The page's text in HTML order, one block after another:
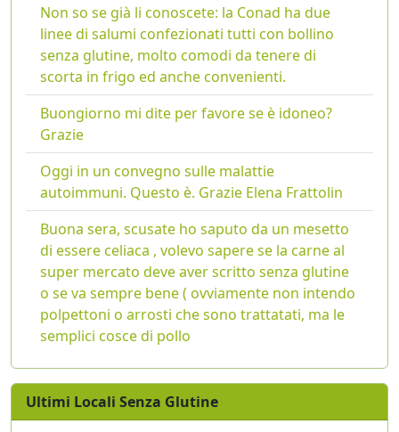
Non so se già li conoscete: la Conad ha due
linee di salumi confezionati tutti con bollino
senza glutine, molto comodi da tenere di
scorta in frigo ed anche convenienti.
Buongiorno mi dite per favore se è idoneo?
Grazie
Oggi in un convegno sulle malattie
autoimmuni. Questo è. Grazie Elena Frattolin
Buona sera, scusate ho saputo da un mesetto
di essere celiaca , volevo sapere se la carne al
super mercato deve aver scritto senza glutine
o se va sempre bene ( ovviamente non intendo
polpettoni o arrosti che sono trattatati, ma le
semplici cosce di pollo
Ultimi Locali Senza Glutine